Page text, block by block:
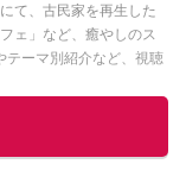
にて、古民家を再生した
ェ」など、癒やしのス
テーマ別紹介など、視聴
の他の記事を読む